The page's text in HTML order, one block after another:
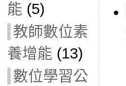
能 (5)
教師數位素
養增能 (13)
數位學習公